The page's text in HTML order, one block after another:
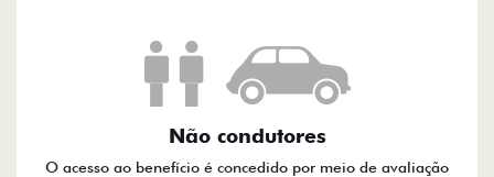
Não condutores
O acesso ao benefício é concedido por meio de avaliação